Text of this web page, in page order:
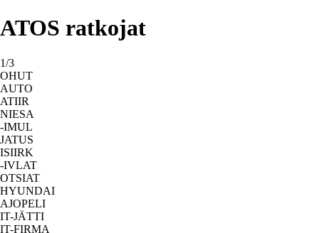
ATOS ratkojat
1/3
OHUT
AUTO
ATIIR
NIESA
-IMUL
JATUS
ISIIRK
-IVLAT
OTSIAT
HYUNDAI
AJOPELI
IT-JÄTTI
IT-FIRMA